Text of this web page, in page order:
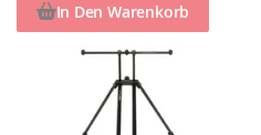
In Den Warenkorb